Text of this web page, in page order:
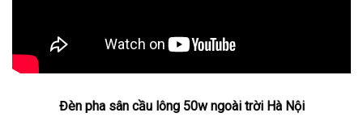
Đèn pha sân cầu lông 50w ngoài trời Hà Nội